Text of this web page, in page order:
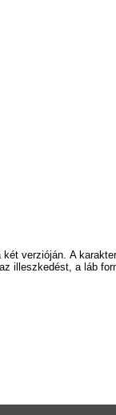
két verzióján. A
illeszkedést, a láb